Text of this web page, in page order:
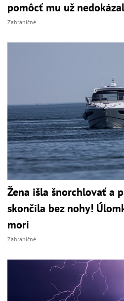
pomôcť mu už
Zahraničné
Žena išla šnorchlovať a
skončila bez nohy!
mori
Zahraničné